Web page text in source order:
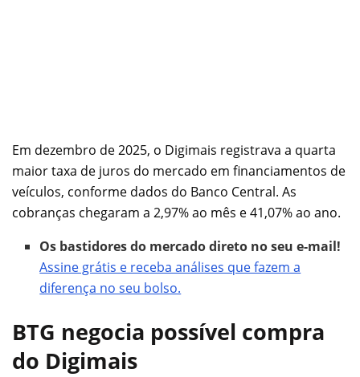
Em dezembro de 2025, o Digimais registrava a quarta
maior taxa de juros do mercado em financiamentos de
veículos, conforme dados do Banco Central. As
cobranças chegaram a 2,97% ao mês e 41,07% ao ano.
Os bastidores do mercado direto no seu e-mail!
Assine grátis e receba análises que fazem a
diferença no seu bolso.
BTG negocia possível compra
do Digimais